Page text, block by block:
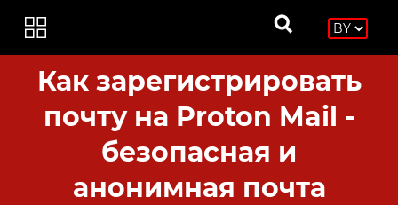
Как зарегистрировать
почту на Proton Mail -
безопасная и
анонимная почта